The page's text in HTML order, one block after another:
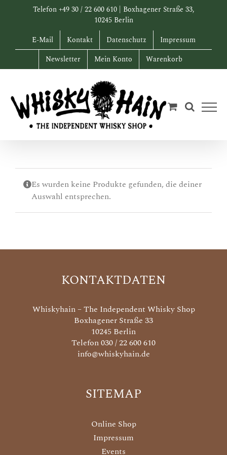
Telefon +49 30 / 22 600 610 | Boxhagener Straße 33,
10245 Berlin
E-Mail
Kontakt Datenschutz
Impressum
Newsletter
Mein Konto Warenkorb
Es wurden keine Produkte gefunden, die deiner
Auswahl entsprechen.
KONTAKTDATEN
Whiskyhain – The Independent Whisky Shop
Boxhagener Straße 33
10245 Berlin
Telefon 030 / 22 600 610
info@whiskyhain.de
SITEMAP
Online Shop
Impressum
Events